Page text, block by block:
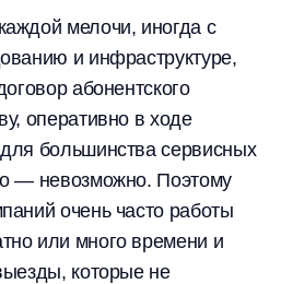
мелочи, иногда с
и инфраструктуре,
абонентского
оперативно в ходе
большинства сервисных
— невозможно. Поэтому
очень часто работы
или много времени и
которые не